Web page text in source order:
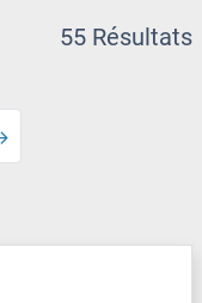
55 Résultats